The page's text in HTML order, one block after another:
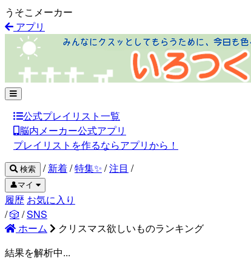
うそこメーカー
アプリ
公式プレイリスト一覧
脳内メーカー公式アプリ
プレイリストを作るならアプリから！
検索 / 新着/特集✨ /注目 /
👤マイ
履歴 お気に入り
/🎲 /SNS
ホーム
クリスマス欲しいものランキング
結果を解析中...